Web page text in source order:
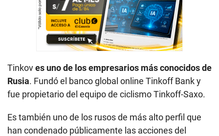
Tinkoves uno de los empresarios más conocidos de
Rusia. Fundó el banco global online Tinkoff Bank y
fue propietario del equipo de ciclismo Tinkoff-Saxo.
Es también uno de los rusos de más alto perfil que
han condenado públicamente las acciones del